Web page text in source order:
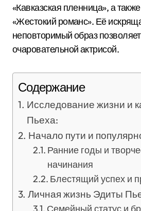
«Кавказская пленница», а
«Жестокий романс». Её
неповторимый образ
очаровательной актрисой.
Содержание
Исследование жизни и
Пьеха:
Начало пути и
Ранние годы и
начинания
Блестящий успех и
Личная жизнь Эдиты